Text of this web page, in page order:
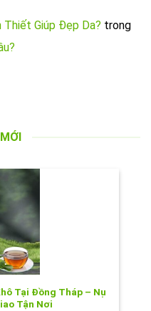
Thiết Giúp Đẹp Da? trong
Tại Đồng Tháp – Nụ
Tận Nơi